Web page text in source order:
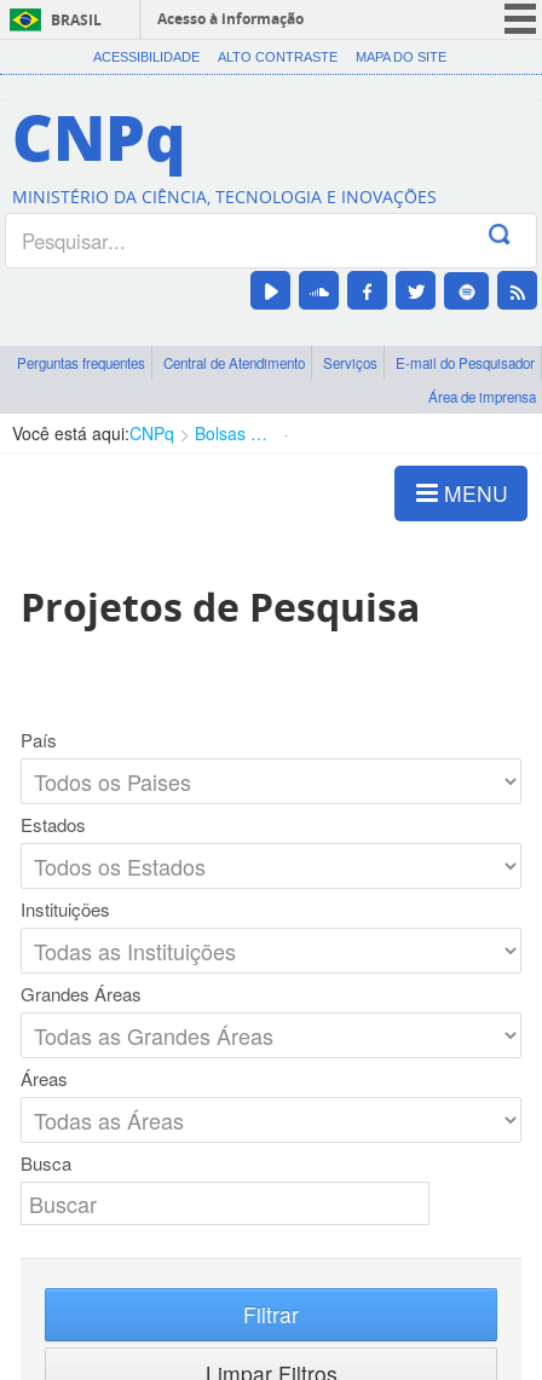
BRASIL
Acesso à informação
CORONAVÍRUS (COVID-19)
Canais
ACESSIBILIDADE ALTO CONTRASTE MAPA DO SITE
CNPq
MINISTÉRIO DA CIÊNCIA, TECNOLOGIA E INOVAÇÕES
Perguntas frequentes Central de Atendimento Serviços
E-mail do Pesquisador
Área de imprensa
Você está aqui:CNPq Bolsas e Auxílios Vigentes
MENU
Projetos de Pesquisa
País
Estados
Instituições
Grandes Áreas
Áreas
Busca
Filtrar
Limpar Filtros